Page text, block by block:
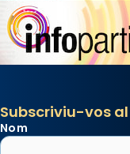
Subscriviu-vos
Nom